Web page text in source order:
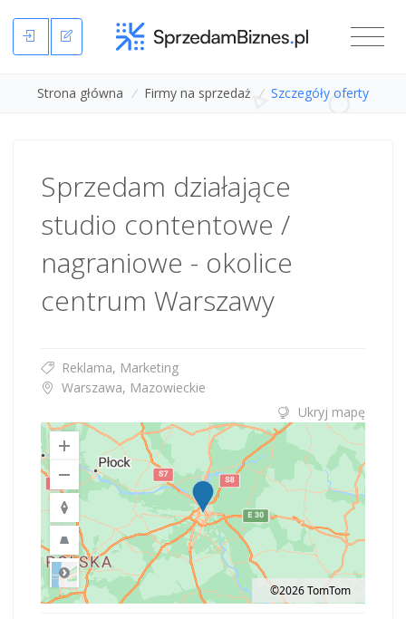
Strona główna / Firmy na sprzedaż / Szczegóły oferty
Sprzedam działające
studio contentowe /
nagraniowe - okolice
centrum Warszawy
Reklama, Marketing
Warszawa, Mazowieckie
Ukryj mapę
Road
©2026 TomTom